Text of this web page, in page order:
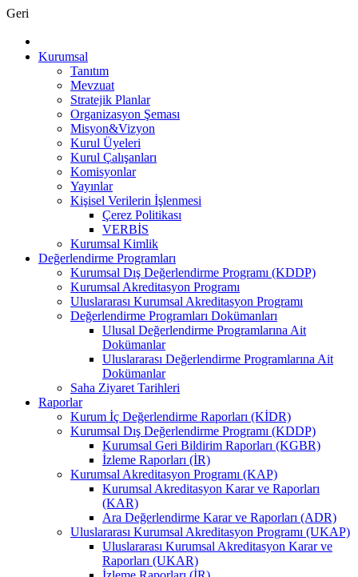
Geri
Kurumsal
Tanıtım
Mevzuat
Stratejik Planlar
Organizasyon Şeması
Misyon&Vizyon
Kurul Üyeleri
Kurul Çalışanları
Komisyonlar
Yayınlar
Kişisel Verilerin İşlenmesi
Çerez Politikası
VERBİS
Kurumsal Kimlik
Değerlendirme Programları
Kurumsal Dış Değerlendirme Programı (KDDP)
Kurumsal Akreditasyon Programı
Uluslararası Kurumsal Akreditasyon Programı
Değerlendirme Programları Dokümanları
Ulusal Değerlendirme Programlarına Ait
Dokümanlar
Uluslararası Değerlendirme Programlarına Ait
Dokümanlar
Saha Ziyaret Tarihleri
Raporlar
Kurum İç Değerlendirme Raporları (KİDR)
Kurumsal Dış Değerlendirme Programı (KDDP)
Kurumsal Geri Bildirim Raporları (KGBR)
İzleme Raporları (İR)
Kurumsal Akreditasyon Programı (KAP)
Kurumsal Akreditasyon Karar ve Raporları
(KAR)
Ara Değerlendirme Karar ve Raporları (ADR)
Uluslararası Kurumsal Akreditasyon Programı (UKAP)
Uluslararası Kurumsal Akreditasyon Karar ve
Raporları (UKAR)